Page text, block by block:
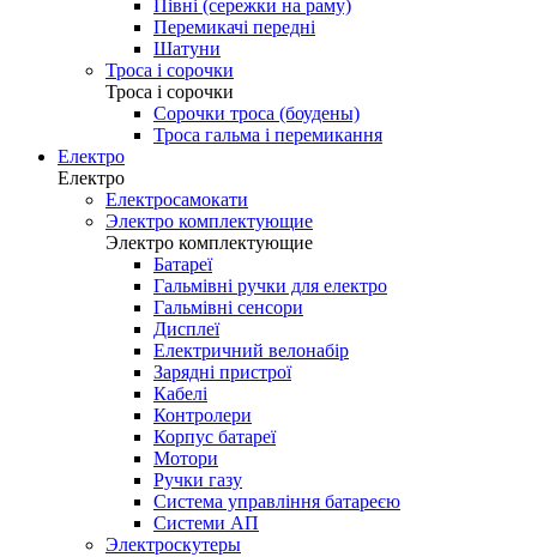
Півні (сережки на раму)
Перемикачі передні
Шатуни
Троса і сорочки
Троса і сорочки
Сорочки троса (боудены)
Троса гальма і перемикання
Електро
Електро
Електросамокати
Электро комплектующие
Электро комплектующие
Батареї
Гальмівні ручки для електро
Гальмівні сенсори
Дисплеї
Електричний велонабір
Зарядні пристрої
Кабелі
Контролери
Корпус батареї
Мотори
Ручки газу
Система управління батареєю
Системи АП
Электроскутеры